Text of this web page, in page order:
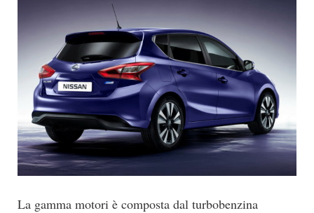
La gamma motori è composta dal turbobenzina